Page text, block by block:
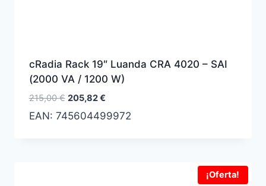
cRadia Rack 19″ Luanda CRA 4020 – SAI
(2000 VA / 1200 W)
215,00€ El
precio
205,82€El
precio
EAN: 745604499972
¡Oferta!